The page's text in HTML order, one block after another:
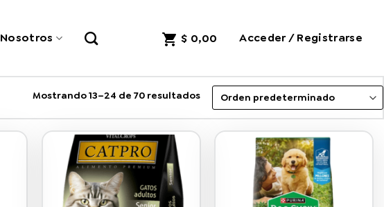
Nosotros $ 0,00 Acceder / Registrarse
Mostrando 13–24 de 70 resultados